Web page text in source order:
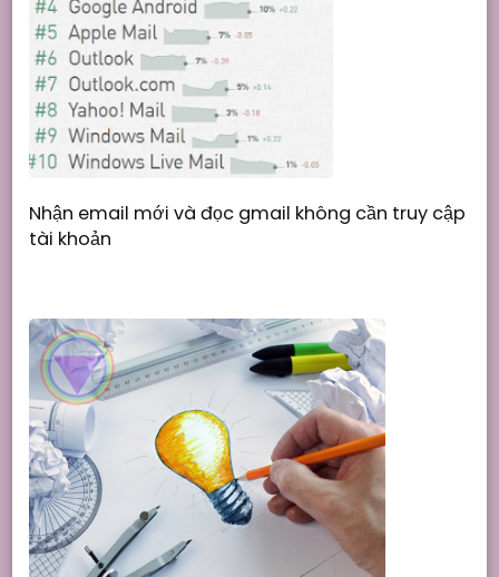
Nhận email mới và đọc gmail không cần truy cập
tài khoản